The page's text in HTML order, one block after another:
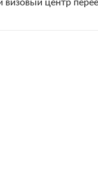
визовый центр